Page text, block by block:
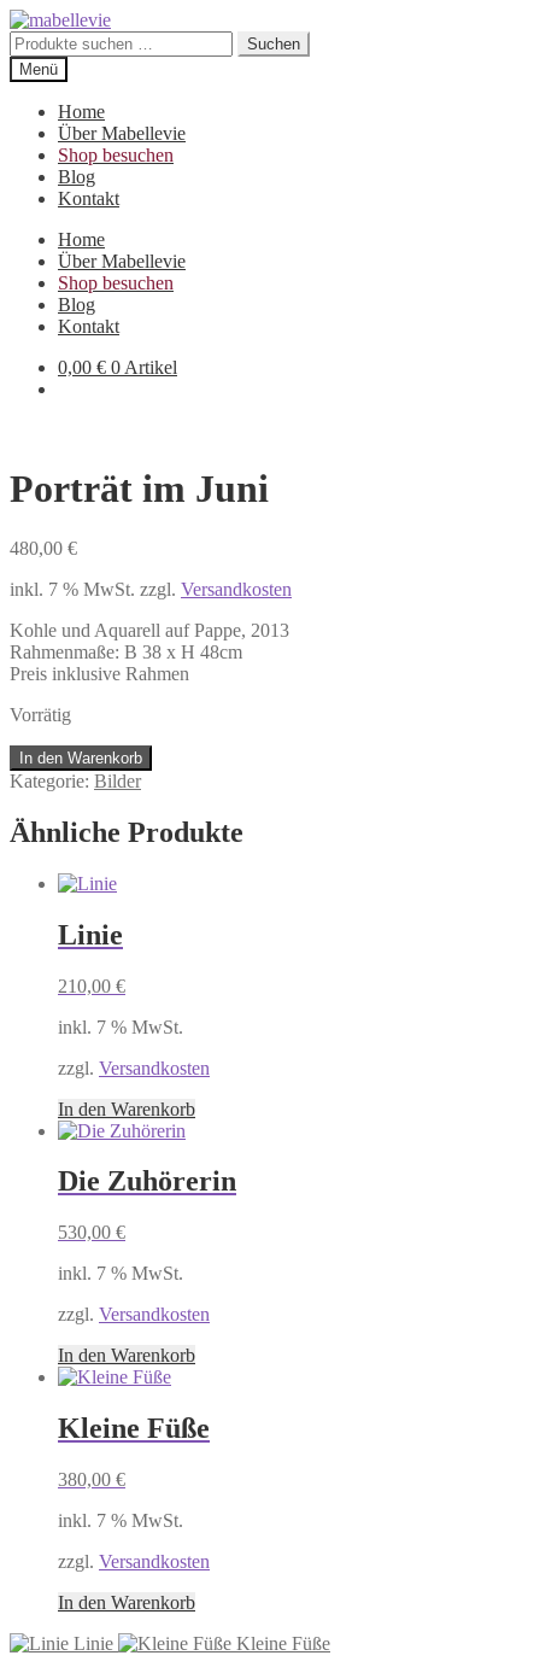
Zur
Navigation
springen
Zum
Inhalt
springen
Suchen
nach:
Suchen
Menü
Home
Über Mabellevie
Shop besuchen
Blog
Kontakt
Home
Über Mabellevie
Shop besuchen
Blog
Kontakt
0,00 € 0 Artikel
Porträt im Juni
480,00 €
inkl. 7 % MwSt. zzgl. Versandkosten
Kohle und Aquarell auf Pappe, 2013
Rahmenmaße: B 38 x H 48cm
Preis inklusive Rahmen
Vorrätig
Porträt
im
Menge
In den Warenkorb
Kategorie: Bilder
Ähnliche Produkte
Linie
210,00 €
inkl. 7 % MwSt.
zzgl. Versandkosten
In den Warenkorb
Die Zuhörerin
530,00 €
inkl. 7 % MwSt.
zzgl. Versandkosten
In den Warenkorb
Kleine Füße
380,00 €
inkl. 7 % MwSt.
zzgl. Versandkosten
In den Warenkorb
Linie
Kleine Füße